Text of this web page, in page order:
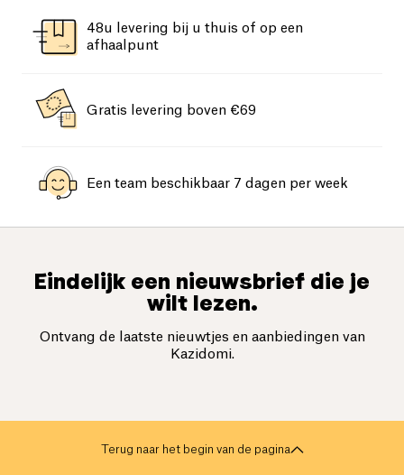
48u levering bij u thuis of op een
afhaalpunt
Gratis levering boven €69
Een team beschikbaar 7 dagen per week
Eindelijk een nieuwsbrief die je
wilt lezen.
Ontvang de laatste nieuwtjes en aanbiedingen van
Kazidomi.
Terug naar het begin van de pagina